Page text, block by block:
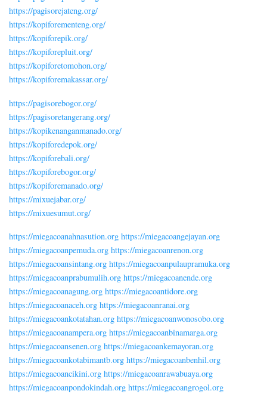
https://pagisorejateng.org/
https://kopiforementeng.org/
https://kopiforepik.org/
https://kopiforepluit.org/
https://kopiforetomohon.org/
https://kopiforemakassar.org/
https://pagisorebogor.org/
https://pagisoretangerang.org/
https://kopikenanganmanado.org/
https://kopiforedepok.org/
https://kopiforebali.org/
https://kopiforebogor.org/
https://kopiforemanado.org/
https://mixuejabar.org/
https://mixuesumut.org/
https://miegacoanahnasution.org https://miegacoangejayan.org
https://miegacoanpemuda.org https://miegacoanrenon.org
https://miegacoansintang.org https://miegacoanpulaupramuka.org
https://miegacoanprabumulih.org https://miegacoanende.org
https://miegacoanagung.org https://miegacoantidore.org
https://miegacoanaceh.org https://miegacoanranai.org
https://miegacoankotatahan.org https://miegacoanwonosobo.org
https://miegacoanampera.org https://miegacoanbinamarga.org
https://miegacoansenen.org https://miegacoankemayoran.org
https://miegacoankotabimantb.org https://miegacoanbenhil.org
https://miegacoancikini.org https://miegacoanrawabuaya.org
https://miegacoanpondokindah.org https://miegacoangrogol.org